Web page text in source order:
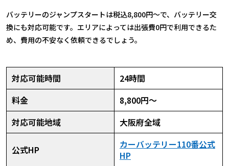
バッテリーのジャンプスタートは税込8,800円〜で、バッテリー交
換にも対応可能です。エリアによっては出張費0円で利用できるた
め、費用の不安なく依頼できるでしょう。
対応可能時間
24時間
料金
8,800円～
対応可能地域
大阪府全域
公式HP
カーバッテリー110番公式
HP